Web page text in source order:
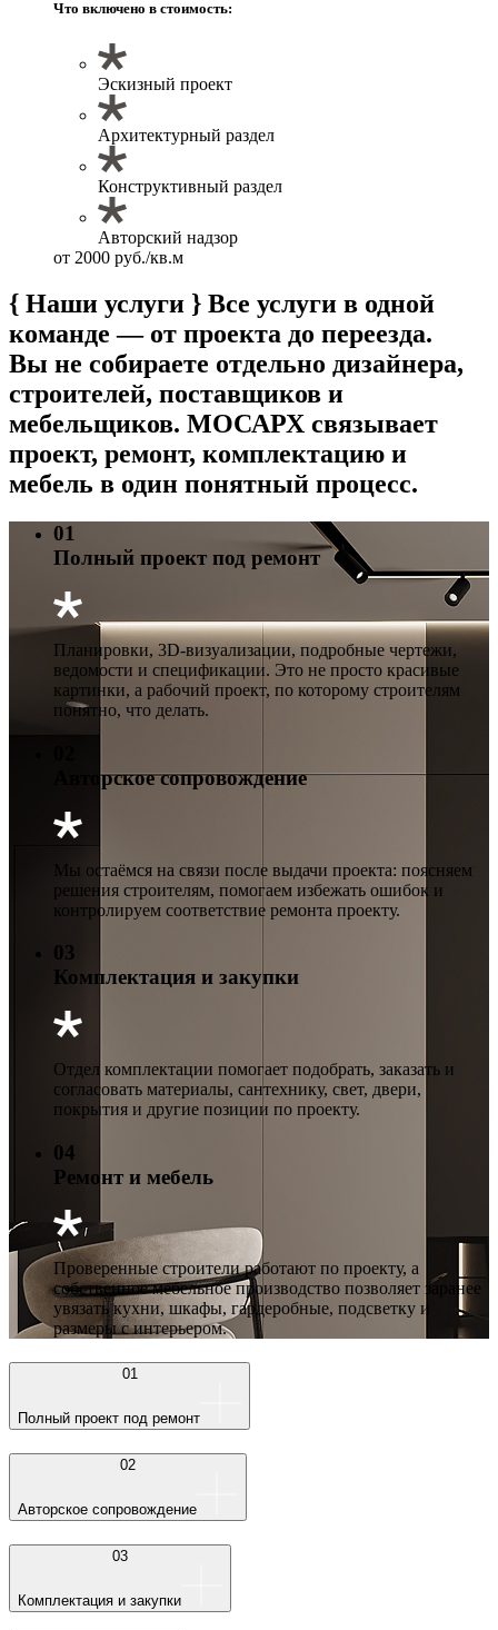
Что включено в стоимость:
Эскизный проект
Архитектурный раздел
Конструктивный раздел
Авторский надзор
от 2000 руб./кв.м
{ Наши услуги } Все услуги в одной
команде — от проекта до переезда.
Вы не собираете отдельно дизайнера,
строителей, поставщиков и
мебельщиков. МОСАРХ связывает
проект, ремонт, комплектацию и
мебель в один понятный процесс.
01
Полный проект под ремонт
Планировки, 3D-визуализации, подробные чертежи,
ведомости и спецификации. Это не просто красивые
картинки, а рабочий проект, по которому строителям
понятно, что делать.
Авторское сопровождение
Мы остаёмся на связи после выдачи проекта: поясняем
решения строителям, помогаем избежать ошибок и
контролируем соответствие ремонта проекту.
03
Комплектация и закупки
Отдел комплектации помогает подобрать, заказать и
согласовать материалы, сантехнику, свет, двери,
покрытия и другие позиции по проекту.
04
Ремонт и мебель
Проверенные строители работают по проекту, а
собственное мебельное производство позволяет заранее
увязать кухни, шкафы, гардеробные, подсветку и
размеры с интерьером.
01
Полный проект под ремонт
02
Авторское сопровождение
03
Комплектация и закупки